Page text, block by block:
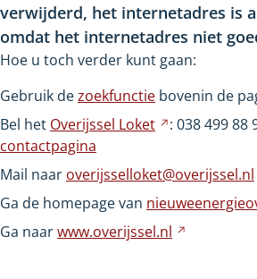
verwijderd, het internetadres is
omdat het internetadres niet
Hoe u toch verder kunt gaan:
Gebruik dezoekfunctie bovenin de
Bel het Overijssel Loket
Verwijst
een
andere
website
: 03849988
contactpagina
Mail naar overijsselloket@overijssel.nl
Ga de homepage van
Ga naarwww.overijssel.nl